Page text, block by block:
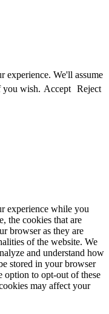
experience. We'll assume
you wish. Accept Reject
experience while you
the cookies that are
browser as they are
of the website. We
and understand how
stored in your browser
option to opt-out of these
may affect your